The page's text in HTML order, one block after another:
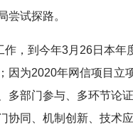
尝试探路。
，到今年3月26日本年
因为2020年网信项目立
多部门参与、多环节论
协同、机制创新、技术